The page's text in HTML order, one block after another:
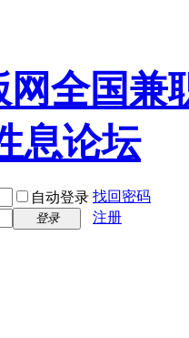
自动登录 找回密码
登录 注册